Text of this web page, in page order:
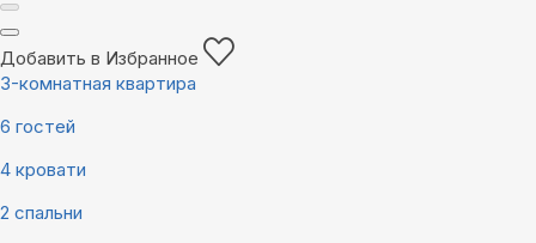
Добавить в Избранное
3-комнатная квартира
6 гостей
4 кровати
2 спальни